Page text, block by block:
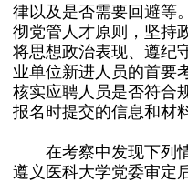
律以及是否需要回避等
彻党管人才原则，坚持
将思想政治表现、遵纪
业单位新进人员的首要
核实应聘人员是否符合
报名时提交的信息和材
在考察中发现下列情
遵义医科大学党委审定